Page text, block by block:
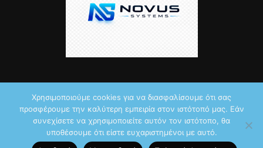
© 2026 by iTechNews.gr
Maddoctor dreamed it, Unpackman made it reality,Novus Systems
Χρησιμοποιούμε cookies για να διασφαλίσουμε ότι σας
προσφέρουμε την καλύτερη εμπειρία στον ιστότοπό μας. Εάν
συνεχίσετε να χρησιμοποιείτε αυτόν τον ιστότοπο, θα
υποθέσουμε ότι είστε ευχαριστημένοι με αυτό.